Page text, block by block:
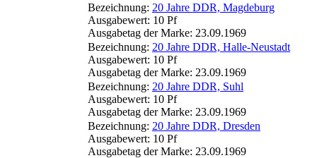
Bezeichnung: 20 Jahre DDR, Magdeburg
Ausgabewert: 10 Pf
Ausgabetag der Marke: 23.09.1969
Bezeichnung: 20 Jahre DDR, Halle-Neustadt
Ausgabewert: 10 Pf
Ausgabetag der Marke: 23.09.1969
Bezeichnung: 20 Jahre DDR, Suhl
Ausgabewert: 10 Pf
Ausgabetag der Marke: 23.09.1969
Bezeichnung: 20 Jahre DDR, Dresden
Ausgabewert: 10 Pf
Ausgabetag der Marke: 23.09.1969